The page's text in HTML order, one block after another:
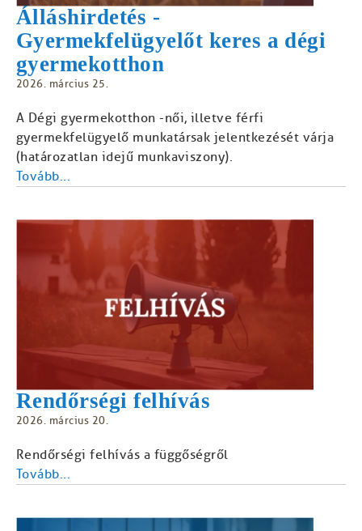
Álláshirdetés -
Gyermekfelügyelőt keres a dégi
gyermekotthon
2026. március 25.
A Dégi gyermekotthon -női, illetve férfi
gyermekfelügyelő munkatársak jelentkezését várja
(határozatlan idejű munkaviszony).
Tovább...
Rendőrségi felhívás
2026. március 20.
Rendőrségi felhívás a függőségről
Tovább...